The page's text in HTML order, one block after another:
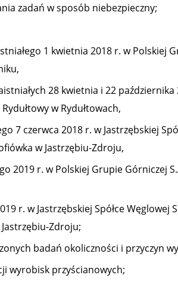
zadań w sposób niebezpieczny;
1 kwietnia 2018 r. w Polskiej
28 kwietnia i 22
w Rydułtowach,
7 czerwca 2018 r. w Jastrzębskiej
w Jastrzębiu-Zdroju,
2019 r. w Polskiej Grupie Górniczej
r. w Jastrzębskiej Spółce Węglowej
Zdroju;
badań okoliczności i przyczyn
wyrobisk przyścianowych;